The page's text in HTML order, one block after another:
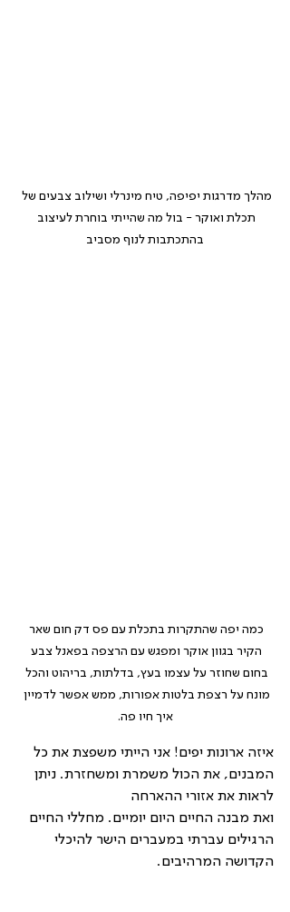
מהלך מדרגות יפיפה, טיח מינרלי ושילוב צבעים של
תכלת ואוקר - בול מה שהייתי בוחרת לעיצוב
בהתכתבות לנוף מסביב
כמה יפה שהתקרות בתכלת עם פס דק חום שאר
הקיר בגוון אוקר ומפגש עם הרצפה בפאנל צבע
בחום שחוזר על עצמו בעץ, בדלתות, בריהוט והכל
מונח על רצפת בלטות אפורות, ממש אפשר לדמיין
איך חיו פה.
איזה ארונות יפים! אני הייתי משפצת את כל
המבנים, את הכול משמרת ומשחזרת. ניתן
לראות את אזורי ההארחה
ואת מבנה החיים היום יומיים. מחללי החיים
הרגילים עברתי במעברים הישר להיכלי
הקדושה המרהיבים.